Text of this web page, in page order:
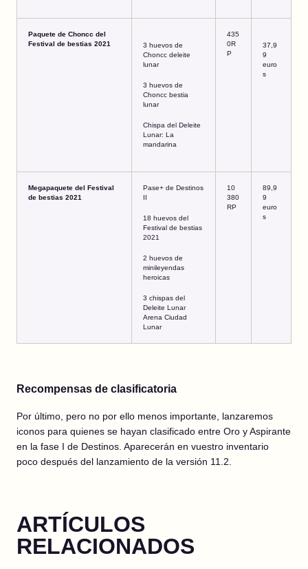
Paquete de Choncc del
Festival de bestias 2021
3 huevos de
Choncc deleite
lunar
3 huevos de
Choncc bestia
lunar
Chispa del Deleite
Lunar: La
mandarina
435
0R
P
37,9
9
euro
s
Megapaquete del Festival
de bestias 2021
Pase+ de Destinos
II
18 huevos del
Festival de bestias
2021
2 huevos de
minileyendas
heroicas
3 chispas del
Deleite Lunar
Arena Ciudad
Lunar
10
380
RP
89,9
9
euro
s
Recompensas de clasificatoria
Por último, pero no por ello menos importante, lanzaremos
iconos para quienes se hayan clasificado entre Oro y Aspirante
en la fase I de Destinos. Aparecerán en vuestro inventario
poco después del lanzamiento de la versión 11.2.
ARTÍCULOS
RELACIONADOS